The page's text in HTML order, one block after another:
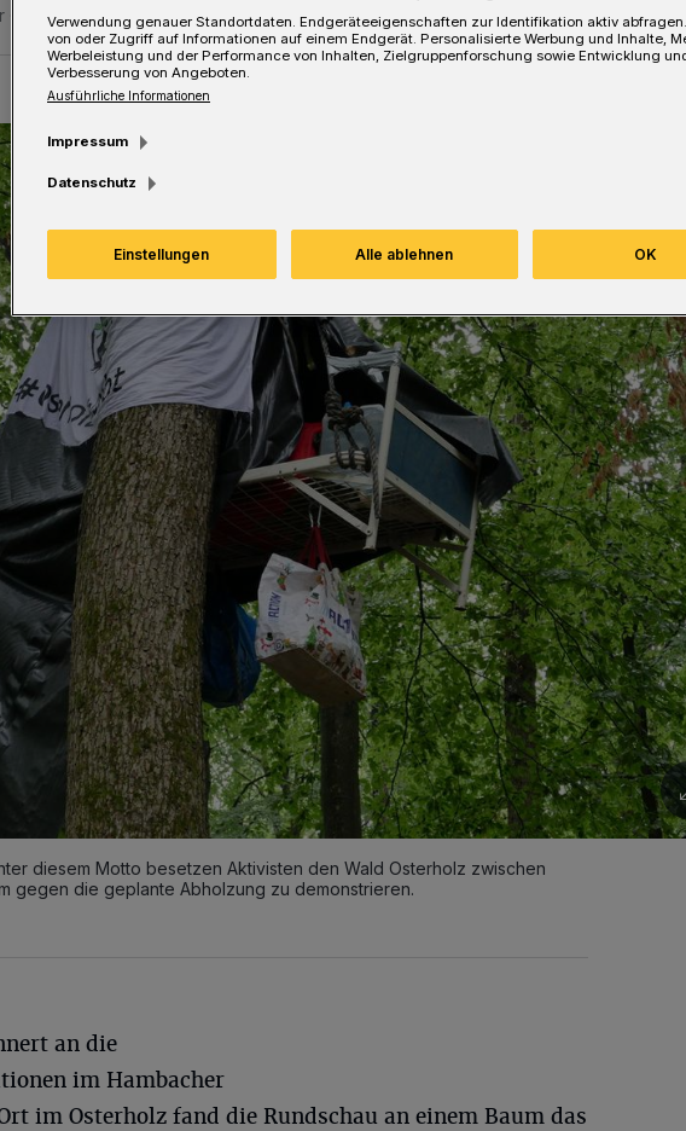
Eine Minute Lesezeit
diesem Motto besetzen Aktivisten den Wald Osterholz zwischen
gegen die geplante Abholzung zu demonstrieren.
an die
im Hambacher
im Osterholz fand die Rundschau an einem Baum das
Verwendung genauer Standortdaten. Endgeräteeigenschaften zur Identifikation aktiv
von oder Zugriff auf Informationen auf einem Endgerät. Personalisierte Werbung und Inhalte,
Werbeleistung und der Performance von Inhalten, Zielgruppenforschung sowie Entwicklung
Verbesserung von Angeboten.
Ausführliche Informationen
Impressum
Datenschutz
Einstellungen Alle ablehnen OK